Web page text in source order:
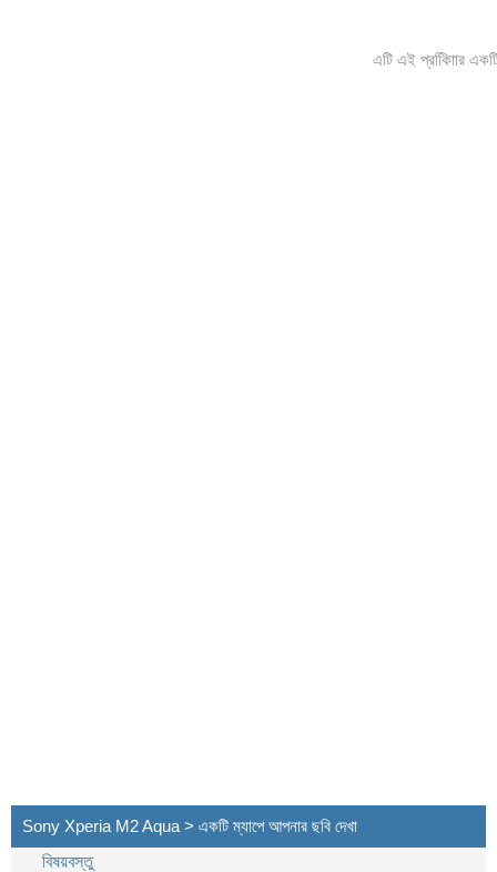
এটি এই প্রকািিার
Sony Xperia M2 Aqua > একটি ম্যাপে আপনার ছবি দেখা
বিষয়বস্তু